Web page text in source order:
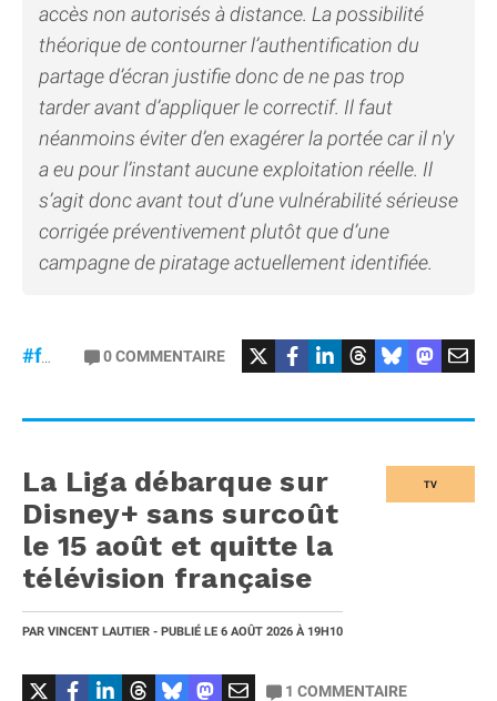
accès non autorisés à distance. La possibilité
théorique de contourner l’authentification du
partage d’écran justifie donc de ne pas trop
tarder avant d’appliquer le correctif. Il faut
néanmoins éviter d’en exagérer la portée car il n'y
a eu pour l’instant aucune exploitation réelle. Il
s’agit donc avant tout d’une vulnérabilité sérieuse
corrigée préventivement plutôt que d’une
campagne de piratage actuellement identifiée.
#failles #macOS#Sécurité
0COMMENTAIRE
TV
La Liga débarque sur
Disney+ sans surcoût
le 15 août et quitte la
télévision française
PAR VINCENT LAUTIER - PUBLIÉ LE 6 AOÛT 2026 À 19H10
1 COMMENTAIRE